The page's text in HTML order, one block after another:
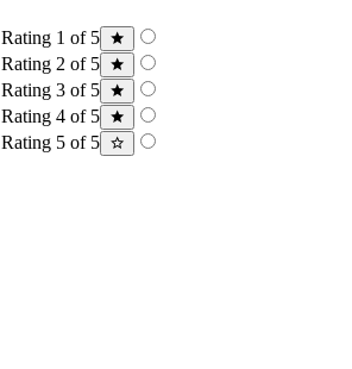
Rating 1 of 5
Rating 2 of 5
Rating 3 of 5
Rating 4 of 5
Rating 5 of 5